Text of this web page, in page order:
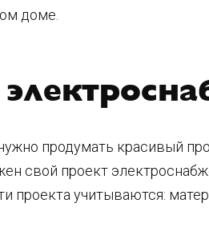
доме.
продумать красивый
свой проект
проекта учитываются: